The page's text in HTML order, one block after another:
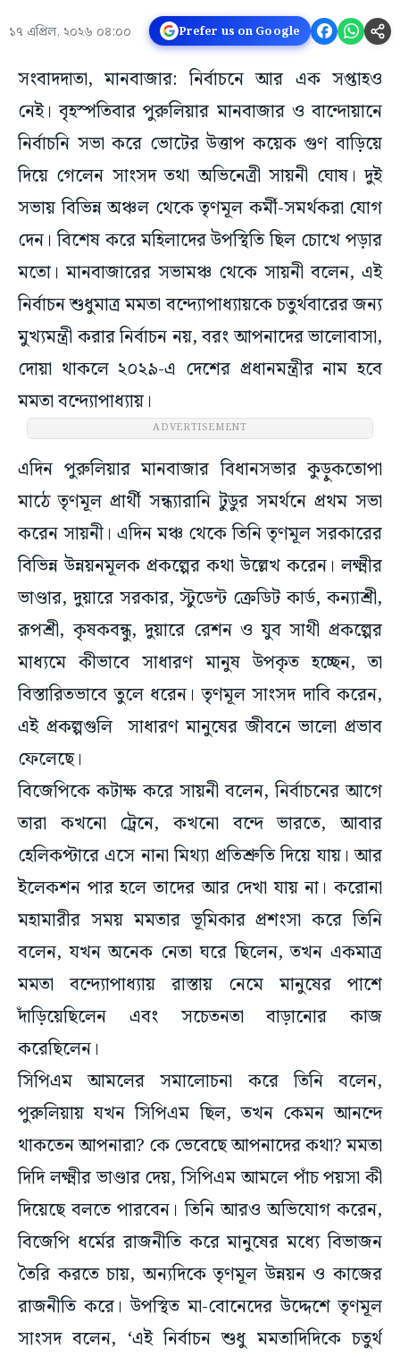
১৭ এপ্রিল, ২০২৬ ০৪:০০ Prefer us on Google
সংবাদদাতা, মানবাজার: নির্বাচনে আর এক সপ্তাহও
নেই। বৃহস্পতিবার পুরুলিয়ার মানবাজার ও বান্দোয়ানে
নির্বাচনি সভা করে ভোটের উত্তাপ কয়েক গুণ বাড়িয়ে
দিয়ে গেলেন সাংসদ তথা অভিনেত্রী সায়নী ঘোষ। দুই
সভায় বিভিন্ন অঞ্চল থেকে তৃণমূল কর্মী-সমর্থকরা যোগ
দেন। বিশেষ করে মহিলাদের উপস্থিতি ছিল চোখে পড়ার
মতো। মানবাজারের সভামঞ্চ থেকে সায়নী বলেন, এই
নির্বাচন শুধুমাত্র মমতা বন্দ্যোপাধ্যায়কে চতুর্থবারের জন্য
মুখ্যমন্ত্রী করার নির্বাচন নয়, বরং আপনাদের ভালোবাসা,
দোয়া থাকলে ২০২৯-এ দেশের প্রধানমন্ত্রীর নাম হবে
মমতা বন্দ্যোপাধ্যায়।
ADVERTISEMENT
এদিন পুরুলিয়ার মানবাজার বিধানসভার কুড়ুকতোপা
মাঠে তৃণমূল প্রার্থী সন্ধ্যারানি টুডুর সমর্থনে প্রথম সভা
করেন সায়নী। এদিন মঞ্চ থেকে তিনি তৃণমূল সরকারের
বিভিন্ন উন্নয়নমূলক প্রকল্পের কথা উল্লেখ করেন। লক্ষ্মীর
ভাণ্ডার, দুয়ারে সরকার, স্টুডেন্ট ক্রেডিট কার্ড, কন্যাশ্রী,
রূপশ্রী, কৃষকবন্ধু, দুয়ারে রেশন ও যুব সাথী প্রকল্পের
মাধ্যমে কীভাবে সাধারণ মানুষ উপকৃত হচ্ছেন, তা
বিস্তারিতভাবে তুলে ধরেন। তৃণমূল সাংসদ দাবি করেন,
এই প্রকল্পগুলি সাধারণ মানুষের জীবনে ভালো প্রভাব
ফেলেছে।
বিজেপিকে কটাক্ষ করে সায়নী বলেন, নির্বাচনের আগে
তারা কখনো ট্রেনে, কখনো বন্দে ভারতে, আবার
হেলিকপ্টারে এসে নানা মিথ্যা প্রতিশ্রুতি দিয়ে যায়। আর
ইলেকশন পার হলে তাদের আর দেখা যায় না। করোনা
মহামারীর সময় মমতার ভূমিকার প্রশংসা করে তিনি
বলেন, যখন অনেক নেতা ঘরে ছিলেন, তখন একমাত্র
মমতা বন্দ্যোপাধ্যায় রাস্তায় নেমে মানুষের পাশে
দাঁড়িয়েছিলেন এবং সচেতনতা বাড়ানোর কাজ
করেছিলেন।
সিপিএম আমলের সমালোচনা করে তিনি বলেন,
পুরুলিয়ায় যখন সিপিএম ছিল, তখন কেমন আনন্দে
থাকতেন আপনারা? কে ভেবেছে আপনাদের কথা? মমতা
দিদি লক্ষ্মীর ভাণ্ডার দেয়, সিপিএম আমলে পাঁচ পয়সা কী
দিয়েছে বলতে পারবেন। তিনি আরও অভিযোগ করেন,
বিজেপি ধর্মের রাজনীতি করে মানুষের মধ্যে বিভাজন
তৈরি করতে চায়, অন্যদিকে তৃণমূল উন্নয়ন ও কাজের
রাজনীতি করে। উপস্থিত মা-বোনেদের উদ্দেশে তৃণমূল
সাংসদ বলেন, ‘এই নির্বাচন শুধু মমতাদিদিকে চতুর্থ